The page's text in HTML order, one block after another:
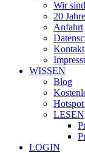
Wir
20
Anfahrt
Kontakt
WISSEN
Blog
LESEN
LOGIN